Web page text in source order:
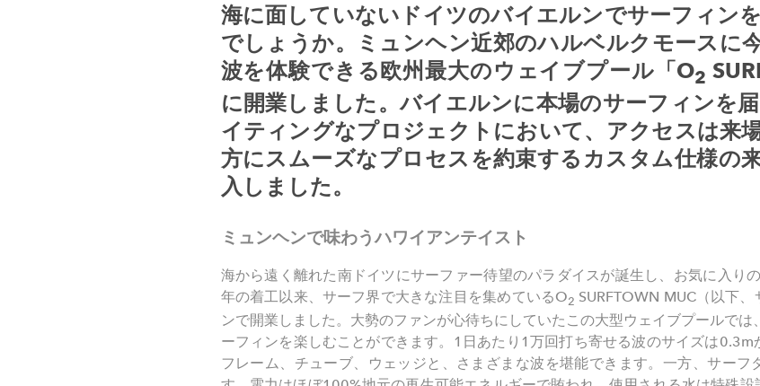
海に面していないドイツのバイエルンでサーフィン
でしょうか。ミュンヘン近郊のハルベルクモースに
波を体験できる欧州最大のウェイブプール「O2
に開業しました。バイエルンに本場のサーフィンを
イティングなプロジェクトにおいて、アクセスは来
方にスムーズなプロセスを約束するカスタム仕様の
入しました。
ミュンヘンで味わうハワイアンテイスト
海から遠く離れた南ドイツにサーファー待望のパラダイスが誕生し、お気に入
年の着工以来、サーフ界で大きな注目を集めているO2 SURFTOWN MUC（以下
ンで開業しました。大勢のファンが心待ちにしていたこの大型ウェイブプールで
ーフィンを楽しむことができます。1日あたり1万回打ち寄せる波のサイズは
フレーム、チューブ、ウェッジと、さまざまな波を堪能できます。一方、サーフ